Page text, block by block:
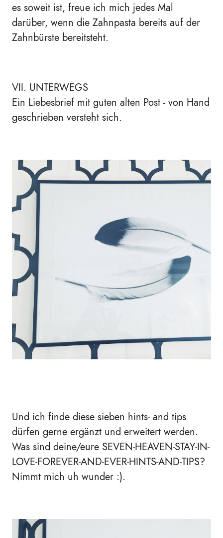
es soweit ist, freue ich mich jedes Mal
darüber, wenn die Zahnpasta bereits auf der
Zahnbürste bereitsteht.
VII. UNTERWEGS
Ein Liebesbrief mit guten alten Post - von Hand
geschrieben versteht sich.
Und ich finde diese sieben hints- and tips
dürfen gerne ergänzt und erweitert werden.
Was sind deine/eure SEVEN-HEAVEN-STAY-IN-
LOVE-FOREVER-AND-EVER-HINTS-AND-TIPS?
Nimmt mich uh wunder :).